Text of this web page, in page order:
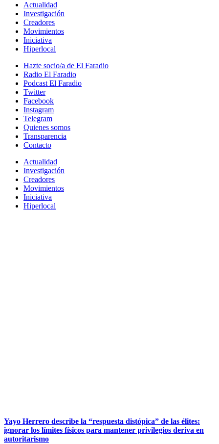
Actualidad
Investigación
Creadores
Movimientos
Iniciativa
Hiperlocal
Hazte socio/a de El Faradio
Radio El Faradio
Podcast El Faradio
Twitter
Facebook
Instagram
Telegram
Quienes somos
Transparencia
Contacto
Actualidad
Investigación
Creadores
Movimientos
Iniciativa
Hiperlocal
Yayo Herrero describe la “respuesta distópica” de las élites:
ignorar los límites físicos para mantener privilegios deriva en
autoritarismo